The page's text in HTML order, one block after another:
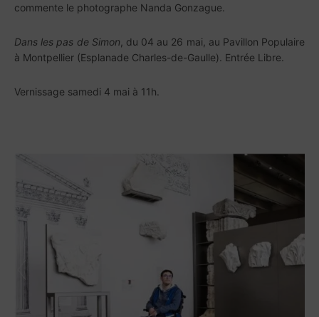
commente le photographe Nanda Gonzague.
Dans les pas de Simon , du 04 au 26 mai, au Pavillon Populaire
à Montpellier (Esplanade Charles-de-Gaulle). Entrée Libre.
Vernissage samedi 4 mai à 11h.